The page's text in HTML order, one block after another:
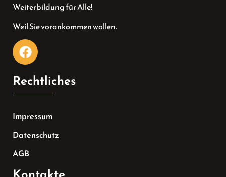
Weiterbildung für Alle!
Weil Sie vorankommen wollen.
Rechtliches
Impressum
Datenschutz
AGB